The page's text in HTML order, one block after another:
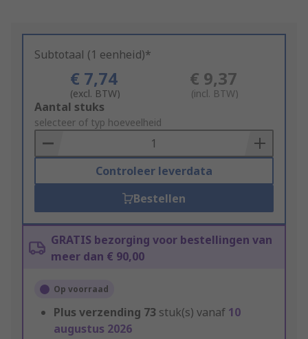
Subtotaal (1 eenheid)*
€ 7,74
(excl. BTW)
€ 9,37
(incl. BTW)
Add
to
Basket
Aantal stuks
selecteer of typ hoeveelheid
Controleer leverdata
Bestellen
GRATIS bezorging voor bestellingen van
meer dan € 90,00
Op voorraad
Plus verzending 73 stuk(s) vanaf 10
augustus 2026